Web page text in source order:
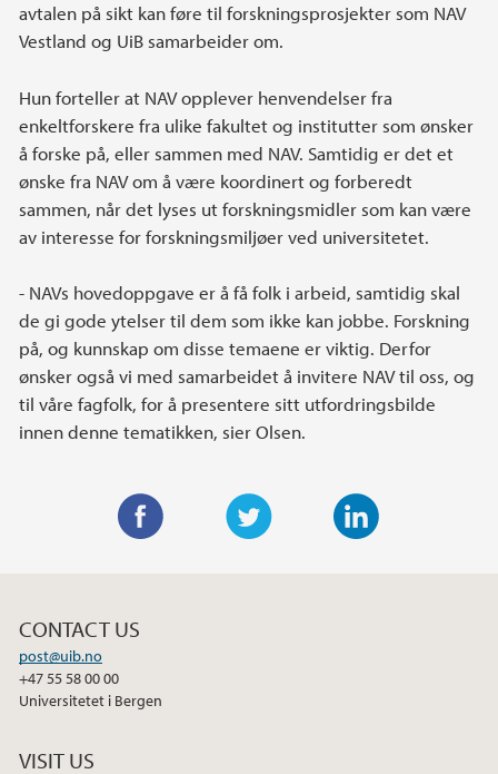
avtalen på sikt kan føre til forskningsprosjekter som NAV
Vestland og UiB samarbeider om.
Hun forteller at NAV opplever henvendelser fra
enkeltforskere fra ulike fakultet og institutter som ønsker
å forske på, eller sammen med NAV. Samtidig er det et
ønske fra NAV om å være koordinert og forberedt
sammen, når det lyses ut forskningsmidler som kan være
av interesse for forskningsmiljøer ved universitetet.
- NAVs hovedoppgave er å få folk i arbeid, samtidig skal
de gi gode ytelser til dem som ikke kan jobbe. Forskning
på, og kunnskap om disse temaene er viktig. Derfor
ønsker også vi med samarbeidet å invitere NAV til oss, og
til våre fagfolk, for å presentere sitt utfordringsbilde
innen denne tematikken, sier Olsen.
e
o
CONTACT US
post@uib.no
+47 55 58 00 00
Universitetet i Bergen
VISIT US